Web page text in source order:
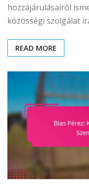
hozzájárulásairól
közösségi szolgálat
READ MORE